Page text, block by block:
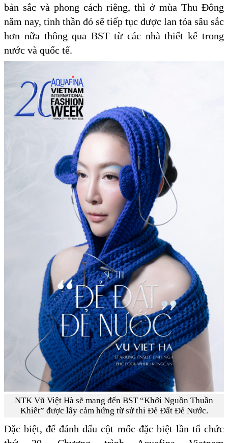
bản sắc và phong cách riêng, thì ở mùa Thu Đông
năm nay, tinh thần đó sẽ tiếp tục được lan tỏa sâu sắc
hơn nữa thông qua BST từ các nhà thiết kế trong
nước và quốc tế.
NTK Vũ Việt Hà sẽ mang đến BST “Khởi Nguồn Thuần
Khiết” được lấy cảm hứng từ sử thi Đẻ Đất Đẻ Nước.
Đặc biệt, để đánh dấu cột mốc đặc biệt lần tổ chức